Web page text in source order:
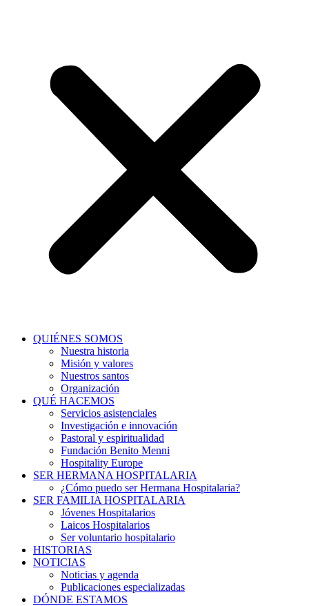
QUIÉNES SOMOS
Nuestra historia
Misión y valores
Nuestros santos
Organización
QUÉ HACEMOS
Servicios asistenciales
Investigación e innovación
Pastoral y espiritualidad
Fundación Benito Menni
Hospitality Europe
SER HERMANA HOSPITALARIA
¿Cómo puedo ser Hermana Hospitalaria?
SER FAMILIA HOSPITALARIA
Jóvenes Hospitalarios
Laicos Hospitalarios
Ser voluntario hospitalario
HISTORIAS
NOTICIAS
Noticias y agenda
Publicaciones especializadas
DÓNDE ESTAMOS